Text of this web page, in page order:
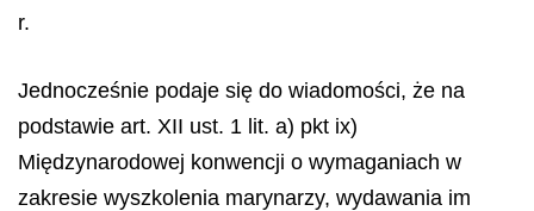
r.
Jednocześnie podaje się do wiadomości, że na
podstawie art. XII ust. 1 lit. a) pkt ix)
Międzynarodowej konwencji o wymaganiach w
zakresie wyszkolenia marynarzy, wydawania im